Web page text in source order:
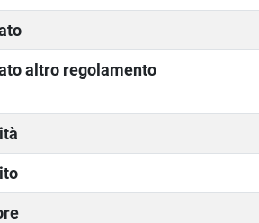
altro regolamento